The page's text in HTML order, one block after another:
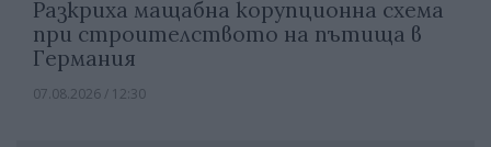
Разкриха мащабна корупционна схема
при строителството на пътища в
Германия
07.08.2026 / 12:30